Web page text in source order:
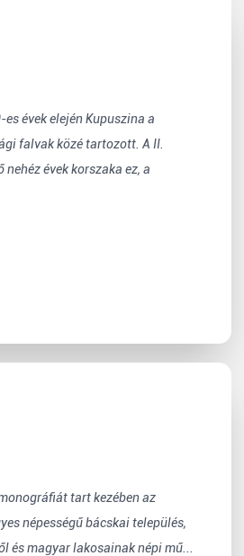
es évek elején Kupuszina a
falvak közé tartozott. A II.
évek korszaka ez, a
tart kezében az
népességű bácskai település,
és magyar lakosainak népi mű...